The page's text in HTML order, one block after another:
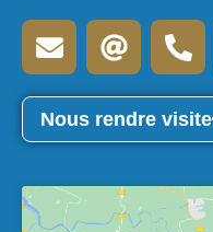
Nous rendre visite